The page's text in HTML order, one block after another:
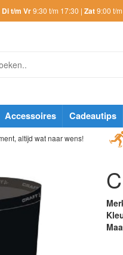
Di t/m Vr9:30 t/m 17:30 | Zat9:00 t/
Accessoires Cadeautips
altijd wat naar wens!